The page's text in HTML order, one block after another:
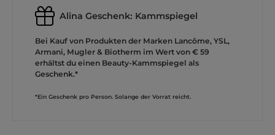
Alina Geschenk: Kammspiegel
Bei Kauf von Produkten der Marken Lancôme, YSL,
Armani, Mugler & Biotherm im Wert von € 59
erhältst du einen Beauty-Kammspiegel als
Geschenk.*
*Ein Geschenk pro Person. Solange der Vorrat reicht.